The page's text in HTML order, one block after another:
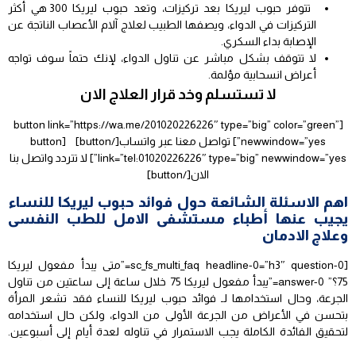
تتوفر حبوب ليريكا بعد تركيزات، وتعد حبوب ليريكا 300 هي أكثر
التركيزات في الدواء، ويصفها الطبيب لعلاج آلام الأعصاب الناتجة عن
الإصابة بداء السكري.
لا تتوقف بشكل مباشر عن تناول الدواء، لإنك حتماً سوف تواجه
أعراض انسحابية مؤلمة.
لا تستسلم وخد قرار العلاج الان
[button link=”https://wa.me/201020226226″ type=”big” color=”green”
newwindow=”yes”] تواصل معنا عبر واتساب[/button] [button
link=”tel:01020226226″ type=”big” newwindow=”yes”] لا تتردد واتصل بنا
الان[/button]
اهم الاسئلة الشائعة حول فوائد حبوب ليريكا للنساء
يجيب عنها أطباء مستشفى الامل للطب النفسى
وعلاج الادمان
[sc_fs_multi_faq headline-0=”h3″ question-0=”متى يبدأ مفعول ليريكا
75؟” answer-0=”يبدأ مفعول ليريكا 75 خلال ساعة إلى ساعتين من تناول
الجرعة، وحال استخدامها لـ فوائد حبوب ليريكا للنساء فقد تشعر المرأة
بتحسن في الأعراض من الجرعة الأولى من الدواء، ولكن حال استخدامه
لتحقيق الفائدة الكاملة يجب الاستمرار في تناوله لعدة أيام إلى أسبوعين.